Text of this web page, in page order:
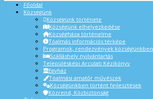
Főoldal
Községünk
Községünk története
Községünk elhelyezkedése
Községháza történelme
Tóalmás információs térképe
Programok, rendezvények községünkben
Szálláshely nyilvántartás
Településképi Arculati Kézikönyv
Egyház
Tóalmási amatőr művészek
Községünkben történt fejlesztések
Közrend, Közbiztonság